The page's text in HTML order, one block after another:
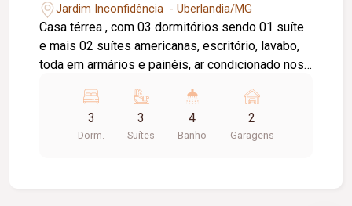
Jardim Inconfidência - Uberlandia/MG
Casa térrea , com 03 dormitórios sendo 01 suíte
e mais 02 suítes americanas, escritório, lavabo,
toda em armários e painéis, ar condicionado nos
com churrasqueira, casa em ótimo estado.
3
Dorm.
3
Suítes
4
Banho
2
Garagens